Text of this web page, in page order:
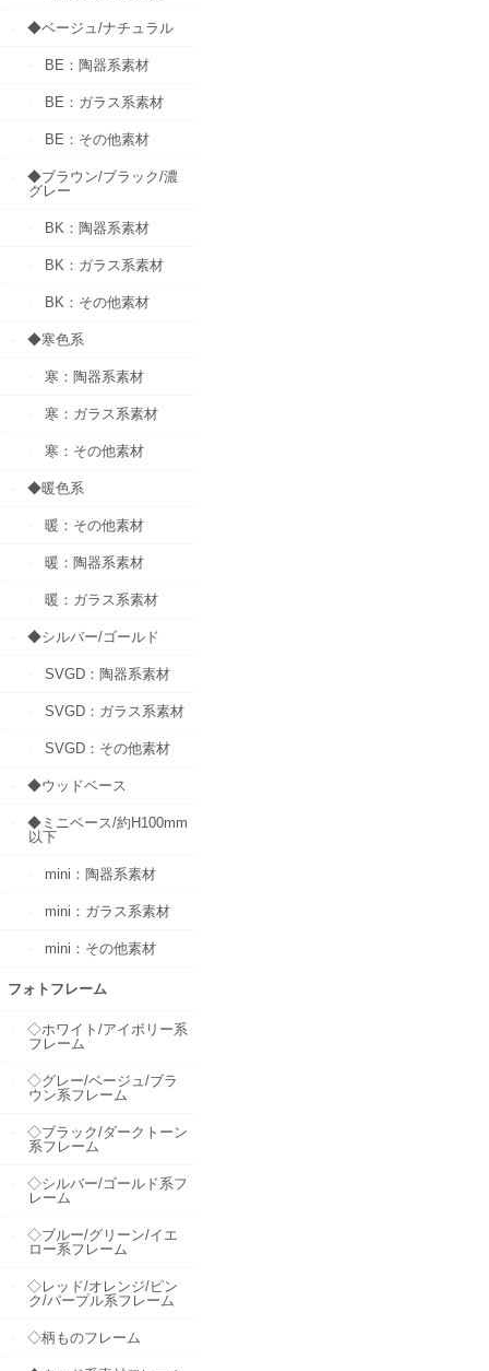
◆ベージュ/ナチュラル
BE：陶器系素材
BE：ガラス系素材
BE：その他素材
◆ブラウン/ブラック/濃
グレー
BK：陶器系素材
BK：ガラス系素材
BK：その他素材
◆寒色系
寒：陶器系素材
寒：ガラス系素材
寒：その他素材
◆暖色系
暖：その他素材
暖：陶器系素材
暖：ガラス系素材
◆シルバー/ゴールド
SVGD：陶器系素材
SVGD：ガラス系素材
SVGD：その他素材
◆ウッドベース
◆ミニベース/約H100mm
以下
mini：陶器系素材
mini：ガラス系素材
mini：その他素材
フォトフレーム
◇ホワイト/アイボリー系
フレーム
◇グレー/ベージュ/ブラ
ウン系フレーム
◇ブラック/ダークトーン
系フレーム
◇シルバー/ゴールド系フ
レーム
◇ブルー/グリーン/イエ
ロー系フレーム
◇レッド/オレンジ/ピン
ク/パープル系フレーム
◇柄ものフレーム